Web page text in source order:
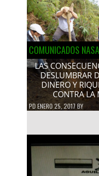
COMUNICADOS
LAS
DESLUMBRAR
DINERO Y
CONTRA LA
PDENERO 25, 2017 BY